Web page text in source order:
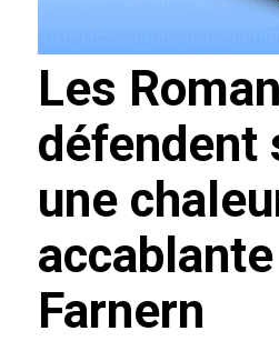
Les Romandes se
défendent
une
Farnern